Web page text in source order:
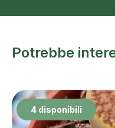
Potrebbe
4 disponibili